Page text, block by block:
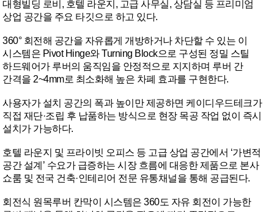
대형빌딩 로비, 호텔 라운지, 고급 사무실, 상담실 등 프리미엄
상업 공간을 주요 타깃으로 하고 있다.
360° 회전해 공간을 자유롭게 개방하거나 차단할 수 있는 이
시스템은 Pivot Hinge와 Turning Block으로 구성된 정밀 스틸
하드웨어가 루버의 움직임을 안정적으로 지지하며 루버 간
간격을 2~4mm로 최소화해 높은 차폐 효과를 구현한다.
사용자가 설치 공간의 폭과 높이만 제공하면 케이디우드테크가
직접 재단·조립 후 납품하는 방식으로 현장 목공 작업 없이 즉시
설치가 가능하다.
호텔 라운지 및 프라이빗 오피스 등 고급 상업 공간에서 ‘가변적
공간 설계’ 수요가 급증하는 시장 흐름에 대응한 제품으로 본사
쇼룸 및 전국 건축·인테리어 전문 유통채널을 통해 공급된다.
회전식 원목루버 칸막이 시스템은 360도 자유 회전이 가능한